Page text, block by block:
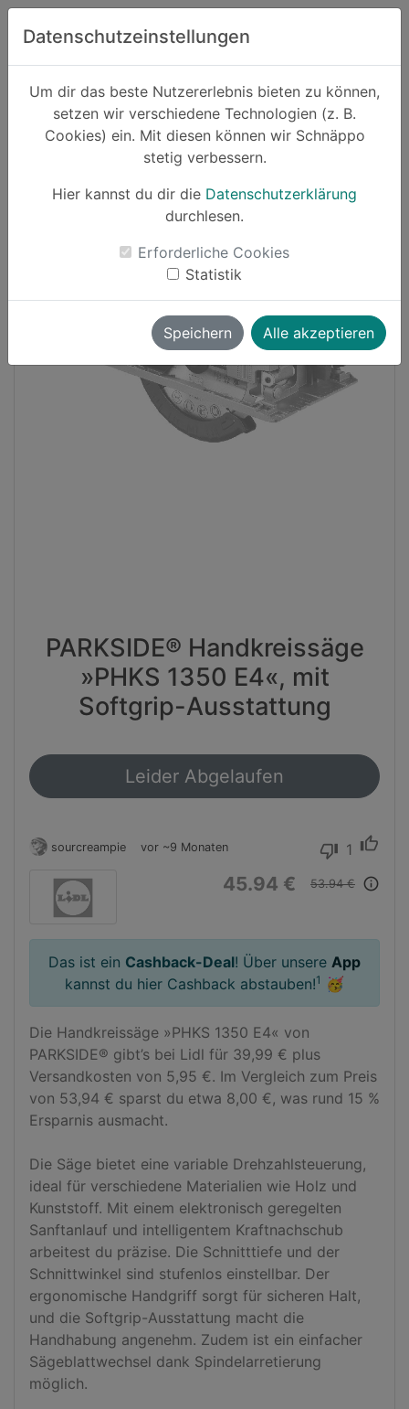
Zum Hauptinhalt springen
Datenschutzeinstellungen
Um dir das beste Nutzererlebnis bieten zu können,
setzen wir verschiedene Technologien (z. B.
Cookies) ein. Mit diesen können wir Schnäppo
stetig verbessern.
Hier kannst du dir die Datenschutzerklärung
durchlesen.
Erforderliche Cookies
Statistik
Speichern Alle akzeptieren
Suchen
Schnäppchen
Cashback
PARKSIDE® Handkreissäge
»PHKS 1350 E4«, mit
Softgrip-Ausstattung
Leider Abgelaufen
sourcreampie vor ~9 Monaten thumb_down 1 thumb_up
45.94 € 53.94 € info_outline
Das ist ein Cashback-Deal! Über unsere App
kannst du hier Cashback abstauben!1 🥳
Die Handkreissäge »PHKS 1350 E4« von
PARKSIDE® gibt’s bei Lidl für 39,99 € plus
Versandkosten von 5,95 €. Im Vergleich zum Preis
von 53,94 € sparst du etwa 8,00 €, was rund 15 %
Ersparnis ausmacht.
Die Säge bietet eine variable Drehzahlsteuerung,
ideal für verschiedene Materialien wie Holz und
Kunststoff. Mit einem elektronisch geregelten
Sanftanlauf und intelligentem Kraftnachschub
arbeitest du präzise. Die Schnitttiefe und der
Schnittwinkel sind stufenlos einstellbar. Der
ergonomische Handgriff sorgt für sicheren Halt,
und die Softgrip-Ausstattung macht die
Handhabung angenehm. Zudem ist ein einfacher
Sägeblattwechsel dank Spindelarretierung
möglich.